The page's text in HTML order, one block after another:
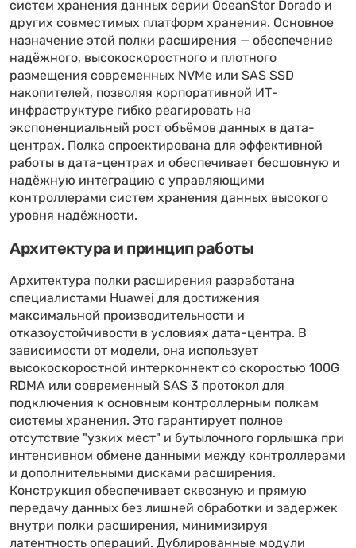
систем хранения данных серии OceanStor Dorado и
других совместимых платформ хранения. Основное
назначение этой полки расширения — обеспечение
надёжного, высокоскоростного и плотного
размещения современных NVMe или SAS SSD
накопителей, позволяя корпоративной ИТ-
инфраструктуре гибко реагировать на
экспоненциальный рост объёмов данных в дата-
центрах. Полка спроектирована для эффективной
работы в дата-центрах и обеспечивает бесшовную и
надёжную интеграцию с управляющими
контроллерами систем хранения данных высокого
уровня надёжности.
Архитектура и принцип работы
Архитектура полки расширения разработана
специалистами Huawei для достижения
максимальной производительности и
отказоустойчивости в условиях дата-центра. В
зависимости от модели, она использует
высокоскоростной интерконнект со скоростью 100G
RDMA или современный SAS 3 протокол для
подключения к основным контроллерным полкам
системы хранения. Это гарантирует полное
отсутствие "узких мест" и бутылочного горлышка при
интенсивном обмене данными между контроллерами
и дополнительными дисками расширения.
Конструкция обеспечивает сквозную и прямую
передачу данных без лишней обработки и задержек
внутри полки расширения, минимизируя
латентность операций. Дублированные модули